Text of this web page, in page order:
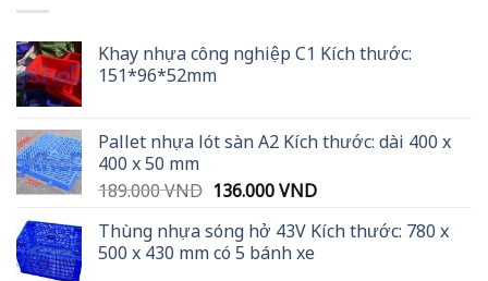
Khay nhựa công nghiệp C1 Kích thước:
151*96*52mm
Pallet nhựa lót sàn A2 Kích thước: dài 400 x
400 x 50 mm
189.000VND Original
was:
189.000 VND.
136.000VNDCurrent
is:
Thùng nhựa sóng hở 43V Kích thước: 780 x
500 x 430 mm có 5 bánh xe